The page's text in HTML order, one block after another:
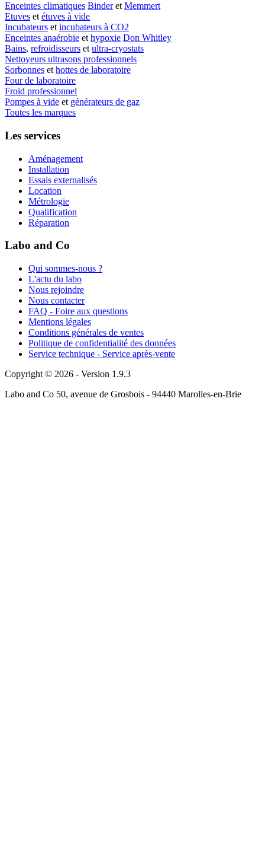
Enceintes climatiques Binderet Memmert
Etuves et étuves à vide
Incubateurs et incubateurs à CO2
Enceintes anaérobie et hypoxie Don Whitley
Bains, refroidisseurs et ultra-cryostats
Nettoyeurs ultrasons professionnels
Sorbonnes et hottes de laboratoire
Four de laboratoire
Froid professionnel
Pompes à vide et générateurs de gaz
Toutes les marques
Les services
Aménagement
Installation
Essais externalisés
Location
Métrologie
Qualification
Réparation
Labo and Co
Qui sommes-nous ?
L'actu du labo
Nous rejoindre
Nous contacter
FAQ - Foire aux questions
Mentions légales
Conditions générales de ventes
Politique de confidentialité des données
Service technique - Service après-vente
Copyright © 2026 - Version 1.9.3
Labo and Co 50, avenue de Grosbois - 94440 Marolles-en-Brie